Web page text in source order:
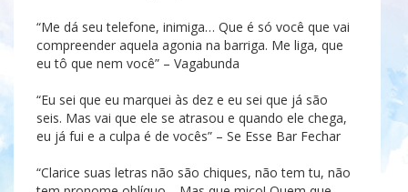
“Me dá seu telefone, inimiga… Que é só você que vai
compreender aquela agonia na barriga. Me liga, que
eu tô que nem você” – Vagabunda
“Eu sei que eu marquei às dez e eu sei que já são
seis. Mas vai que ele se atrasou e quando ele chega,
eu já fui e a culpa é de vocês” – Se Esse Bar Fechar
“Clarice suas letras não são chiques, não tem tu, não